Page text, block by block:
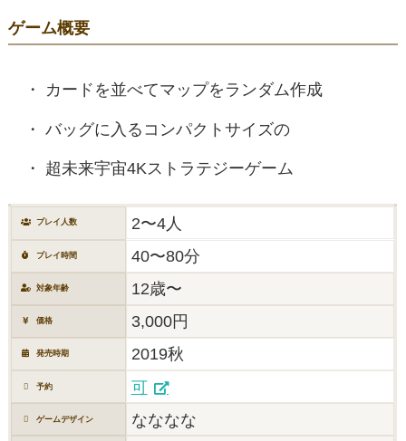
ゲーム概要
カードを並べてマップをランダム作成
バッグに入るコンパクトサイズの
超未来宇宙4Kストラテジーゲーム
プレイ人数 2〜4人
プレイ時間 40〜80分
対象年齢 12歳〜
価格 3,000円
発売時期 2019秋
予約 可
ゲームデザイン なななな